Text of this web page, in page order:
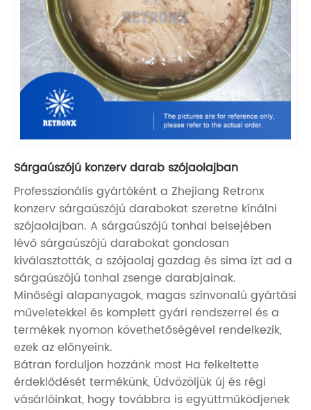
Sárgaúszójú konzerv darab szójaolajban
Professzionális gyártóként a Zhejiang Retronx
konzerv sárgaúszójú darabokat szeretne kínálni
szójaolajban. A sárgaúszójú tonhal belsejében
lévő sárgaúszójú darabokat gondosan
kiválasztották, a szójaolaj gazdag és sima ízt ad a
sárgaúszójú tonhal zsenge darabjainak.
Minőségi alapanyagok, magas színvonalú gyártási
műveletekkel és komplett gyári rendszerrel és a
termékek nyomon követhetőségével rendelkezik,
ezek az előnyeink.
Bátran forduljon hozzánk most Ha felkeltette
érdeklődését termékünk, Üdvözöljük új és régi
vásárlóinkat, hogy továbbra is együttműködjenek